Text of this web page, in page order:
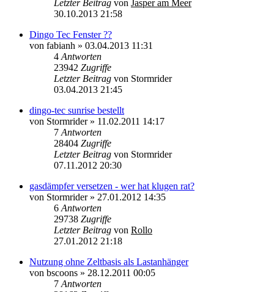
Letzter Beitrag von Jasper am Meer
30.10.2013 21:58
Dingo Tec Fenster ??
von fabianh » 03.04.2013 11:31
4 Antworten
23942 Zugriffe
Letzter Beitrag von Stormrider
03.04.2013 21:45
dingo-tec sunrise bestellt
von Stormrider» 11.02.2011 14:17
7 Antworten
28404 Zugriffe
Letzter Beitrag von Stormrider
07.11.2012 20:30
gasdämpfer versetzen - wer hat klugen rat?
von Stormrider» 27.01.2012 14:35
6 Antworten
29738 Zugriffe
Letzter Beitrag von Rollo
27.01.2012 21:18
Nutzung ohne Zeltbasis als Lastanhänger
von bscoons » 28.12.2011 00:05
7 Antworten